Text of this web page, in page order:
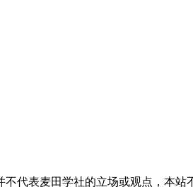
代表麦田学社的立场或观点，本站